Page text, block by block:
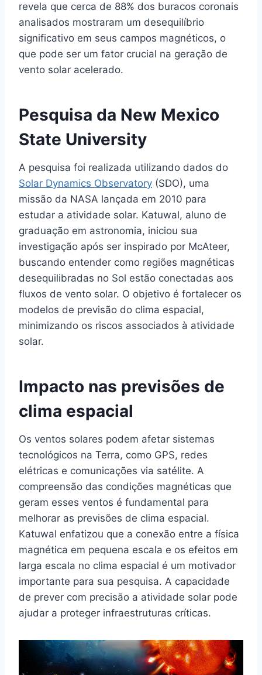
revela que cerca de 88% dos buracos coronais
analisados mostraram um desequilíbrio
significativo em seus campos magnéticos, o
que pode ser um fator crucial na geração de
vento solar acelerado.
Pesquisa da New Mexico
State University
A pesquisa foi realizada utilizando dados do
Solar Dynamics Observatory (SDO), uma
missão da NASA lançada em 2010 para
estudar a atividade solar. Katuwal, aluno de
graduação em astronomia, iniciou sua
investigação após ser inspirado por McAteer,
buscando entender como regiões magnéticas
desequilibradas no Sol estão conectadas aos
fluxos de vento solar. O objetivo é fortalecer os
modelos de previsão do clima espacial,
minimizando os riscos associados à atividade
solar.
Impacto nas previsões de
clima espacial
Os ventos solares podem afetar sistemas
tecnológicos na Terra, como GPS, redes
elétricas e comunicações via satélite. A
compreensão das condições magnéticas que
geram esses ventos é fundamental para
melhorar as previsões de clima espacial.
Katuwal enfatizou que a conexão entre a física
magnética em pequena escala e os efeitos em
larga escala no clima espacial é um motivador
importante para sua pesquisa. A capacidade
de prever com precisão a atividade solar pode
ajudar a proteger infraestruturas críticas.